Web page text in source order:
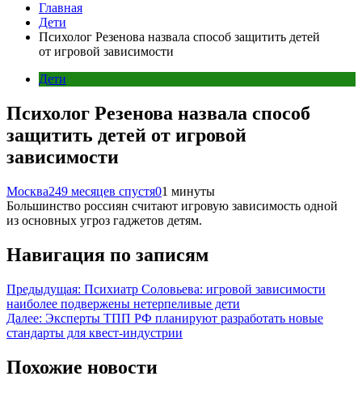
Главная
Дети
Психолог Резенова назвала способ защитить детей
от игровой зависимости
Дети
Психолог Резенова назвала способ
защитить детей от игровой
зависимости
Москва249 месяцев спустя01 минуты
Большинство россиян считают игровую зависимость одной
из основных угроз гаджетов детям.
Навигация по записям
Предыдущая: Психиатр Соловьева: игровой зависимости
наиболее подвержены нетерпеливые дети
Далее: Эксперты ТПП РФ планируют разработать новые
стандарты для квест-индустрии
Похожие новости